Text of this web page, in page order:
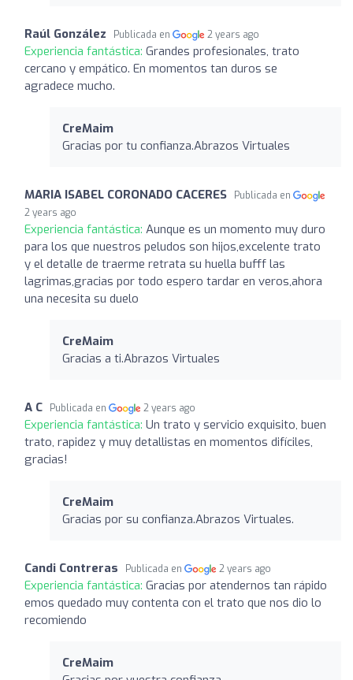
Raúl González Publicada en 2 years ago
Experiencia fantástica: Grandes profesionales, trato
cercano y empático. En momentos tan duros se
agradece mucho.
CreMaim
Gracias por tu confianza.Abrazos Virtuales
MARIA ISABEL CORONADO CACERES
Publicada en
2 years ago
Experiencia fantástica: Aunque es un momento muy duro
para los que nuestros peludos son hijos,excelente trato
y el detalle de traerme retrata su huella bufff las
lagrimas,gracias por todo espero tardar en veros,ahora
una necesita su duelo
CreMaim
Gracias a ti.Abrazos Virtuales
A C Publicada en 2 years ago
Experiencia fantástica: Un trato y servicio exquisito, buen
trato, rapidez y muy detallistas en momentos difíciles,
gracias!
CreMaim
Gracias por su confianza.Abrazos Virtuales.
Candi Contreras Publicada en 2 years ago
Experiencia fantástica: Gracias por atendernos tan rápido
emos quedado muy contenta con el trato que nos dio lo
recomiendo
CreMaim